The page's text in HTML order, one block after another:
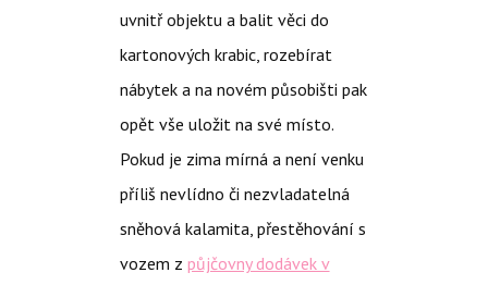
uvnitř objektu a balit věci do
kartonových krabic, rozebírat
nábytek a na novém působišti pak
opět vše uložit na své místo.
Pokud je zima mírná a není venku
příliš nevlídno či nezvladatelná
sněhová kalamita, přestěhování s
vozem z půjčovny dodávek v